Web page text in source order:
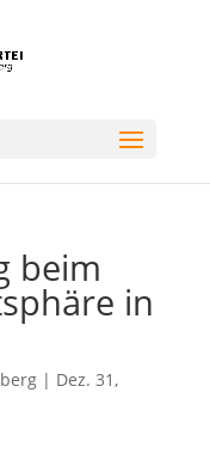
beim
in
| Dez. 31,